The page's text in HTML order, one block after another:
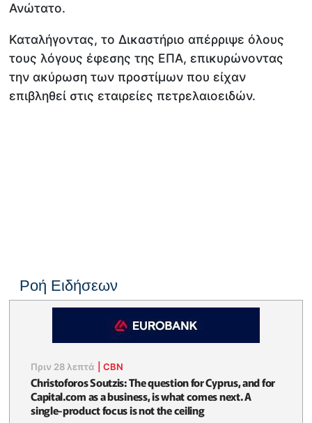
Ανώτατο.
Καταλήγοντας, το Δικαστήριο απέρριψε όλους
τους λόγους έφεσης της ΕΠΑ, επικυρώνοντας
την ακύρωση των προστίμων που είχαν
επιβληθεί στις εταιρείες πετρελαιοειδών.
Ροή Ειδήσεων
Πριν 28 λεπτά |CBN
Christoforos Soutzis: The question for Cyprus, and for
Capital.com as a business, is what comes next. A
single-product focus is not the ceiling